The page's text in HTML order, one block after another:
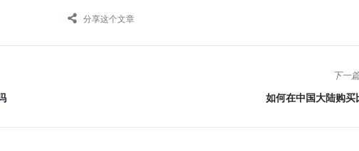
分享这个文章
下一
如何在中国大陆购买